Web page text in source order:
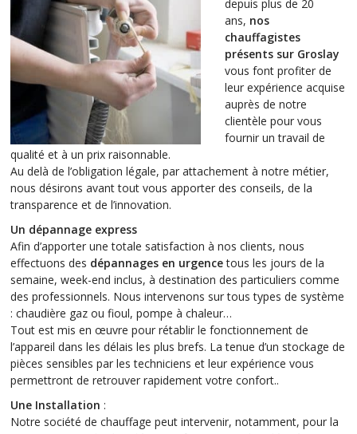
depuis plus de 20
ans, nos
chauffagistes
présents sur Groslay
vous font profiter de
leur expérience acquise
auprès de notre
clientèle pour vous
fournir un travail de
qualité et à un prix raisonnable.
Au delà de l’obligation légale, par attachement à notre métier,
nous désirons avant tout vous apporter des conseils, de la
transparence et de l’innovation.
Un dépannage express
Afin d’apporter une totale satisfaction à nos clients, nous
effectuons des dépannages en urgencetous les jours de la
semaine, week-end inclus, à destination des particuliers comme
des professionnels. Nous intervenons sur tous types de système
: chaudière gaz ou fioul, pompe à chaleur…
Tout est mis en œuvre pour rétablir le fonctionnement de
l’appareil dans les délais les plus brefs. La tenue d’un stockage de
pièces sensibles par les techniciens et leur expérience vous
permettront de retrouver rapidement votre confort..
Une Installation :
Notre société de chauffage peut intervenir, notamment, pour la